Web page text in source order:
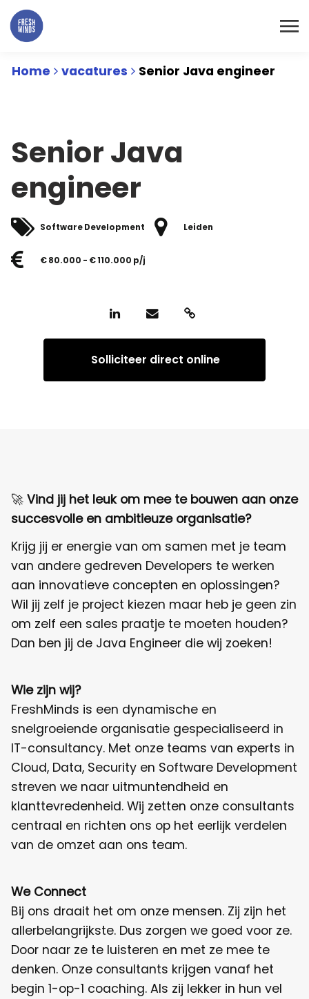
Home vacatures Senior Java engineer
Senior Java
engineer
Software Development Leiden
€ 80.000 - € 110.000 p/j
Solliciteer direct online
🚀 Vind jij het leuk om mee te bouwen aan onze
succesvolle en ambitieuze organisatie?
Krijg jij er energie van om samen met je team
van andere gedreven Developers te werken
aan innovatieve concepten en oplossingen?
Wil jij zelf je project kiezen maar heb je geen zin
om zelf een sales praatje te moeten houden?
Dan ben jij de Java Engineer die wij zoeken!
Wie zijn wij?
FreshMinds is een dynamische en
snelgroeiende organisatie gespecialiseerd in
IT-consultancy. Met onze teams van experts in
Cloud, Data, Security en Software Development
streven we naar uitmuntendheid en
klanttevredenheid. Wij zetten onze consultants
centraal en richten ons op het eerlijk verdelen
van de omzet aan ons team.
We Connect
Bij ons draait het om onze mensen. Zij zijn het
allerbelangrijkste. Dus zorgen we goed voor ze.
Door naar ze te luisteren en met ze mee te
denken. Onze consultants krijgen vanaf het
begin 1-op-1 coaching. Als zij lekker in hun vel